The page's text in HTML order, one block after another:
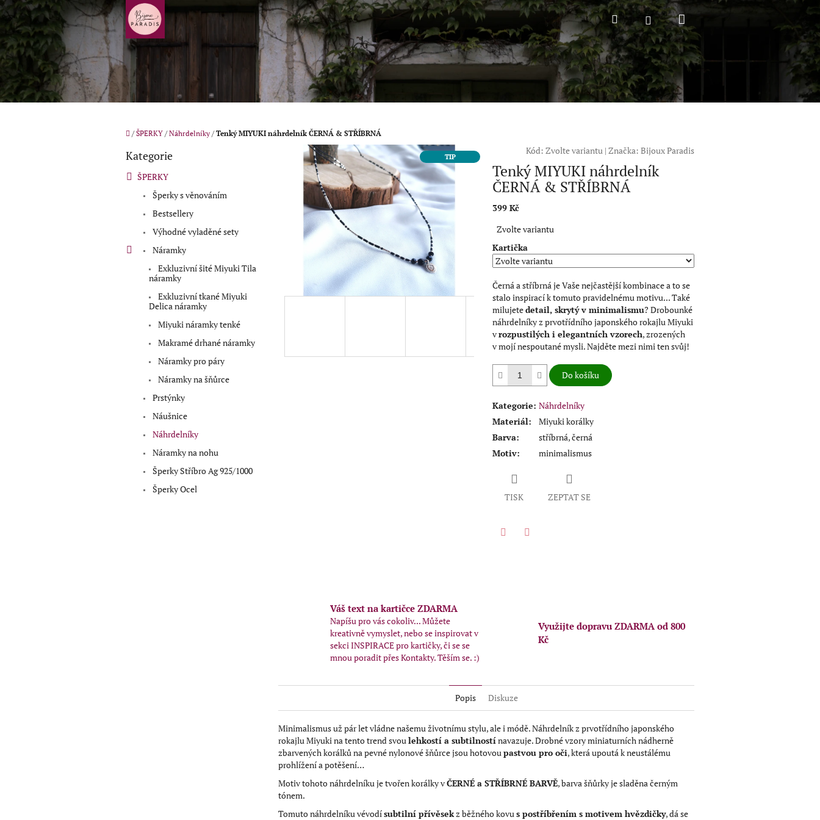
Přejít
na
obsah
HledatPřihlášeníNákupní
košík
Domů
/ ŠPERKY / Náhrdelníky / Tenký MIYUKI náhrdelník ČERNÁ & STŘÍBRNÁ
Přeskočit
Kategorie
ŠPERKY
Šperky s věnováním
Bestsellery
Výhodné vyladěné sety
Náramky
Exkluzivní šité Miyuki Tila
náramky
Exkluzivní tkané Miyuki
Delica náramky
Miyuki náramky tenké
Makramé drhané náramky
Náramky pro páry
Náramky na šňůrce
Prstýnky
Náušnice
Náhrdelníky
Náramky na nohu
Šperky Stříbro Ag 925/1000
Šperky Ocel
TIP
Kód: Zvolte variantu | Značka: Bijoux Paradis
Tenký MIYUKI náhrdelník
ČERNÁ & STŘÍBRNÁ
399 Kč
cena:
Zvolte variantu
Kartička
Černá a stříbrná je Vaše nejčastější kombinace a to se
stalo inspirací k tomuto pravidelnému motivu... Také
milujetedetail, skrytý v minimalismu? Drobounké
náhrdelníky z prvotřídního japonského rokajlu Miyuki
vrozpustilých i elegantních vzorech, zrozených
v mojí nespoutané mysli. Najděte mezi nimi ten svůj!
Do košíku
Kategorie: Náhrdelníky
Materiál:
Miyuki korálky
Barva:
stříbrná, černá
Motiv: minimalismus
TISK ZEPTAT SE
Váš text na kartičce ZDARMA
Napíšu pro vás cokoliv... Můžete
kreativně vymyslet, nebo se inspirovat v
sekci INSPIRACE pro kartičky, či se se
mnou poradit přes Kontakty. Těším se. :)
Využijte dopravu ZDARMA od 800
Kč
Popis Diskuze
Minimalismus už pár let vládne našemu životnímu stylu, ale i módě. Náhrdelník z prvotřídního japonského
rokajlu Miyuki na tento trend svoulehkostí a subtilnostínavazuje. Drobné vzory miniaturních nádherně
zbarvených korálků na pevné nylonové šňůrce jsou hotovoupastvou pro oči, která upoutá k neustálému
prohlížení a potěšení…
Motiv tohoto náhrdelníku je tvořen korálky vČERNÉ a STŘÍBRNÉ BARVĚ, barva šňůrky je sladěna černým
tónem.
Tomuto náhrdelníku vévodísubtilní přívěsekz běžného kovus postříbřením s motivem hvězdičky, dá se